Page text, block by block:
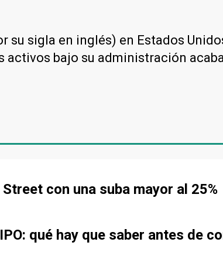
su sigla en inglés) en Estados
bajo su administración
con una suba mayor al 25%
qué hay que saber antes de